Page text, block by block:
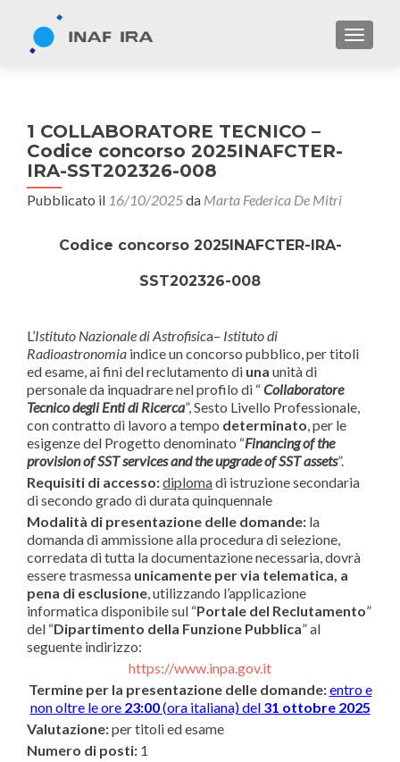
1 COLLABORATORE TECNICO –
Codice concorso 2025INAFCTER-
IRA-SST202326-008
Pubblicato il 16/10/2025da Marta Federica De Mitri
Codice concorso 2025INAFCTER-IRA-
SST202326-008
L’Istituto Nazionale di Astrofisica– Istituto di
Radioastronomia indice un concorso pubblico, per titoli
ed esame, ai fini del reclutamento di una unità di
personale da inquadrare nel profilo di “Collaboratore
Tecnico degli Enti di Ricerca”, Sesto Livello Professionale,
con contratto di lavoro a tempo determinato, per le
esigenze del Progetto denominato “Financing of the
provision of SST services and the upgrade of SST assets”.
Requisiti di accesso:diplomadi istruzione secondaria
di secondo grado di durata quinquennale
Modalità di presentazione delle domande: la
domanda di ammissione alla procedura di selezione,
corredata di tutta la documentazione necessaria, dovrà
essere trasmessa unicamente per via telematica, a
pena di esclusione, utilizzando l’applicazione
informatica disponibile sul “Portale del Reclutamento”
del “Dipartimento della Funzione Pubblica” al
seguente indirizzo:
https://www.inpa.gov.it
Termine per la presentazione delle domande:entro e
non oltre le ore 23:00(ora italiana) del31 ottobre 2025
Valutazione:per titoli ed esame
Numero di posti: 1